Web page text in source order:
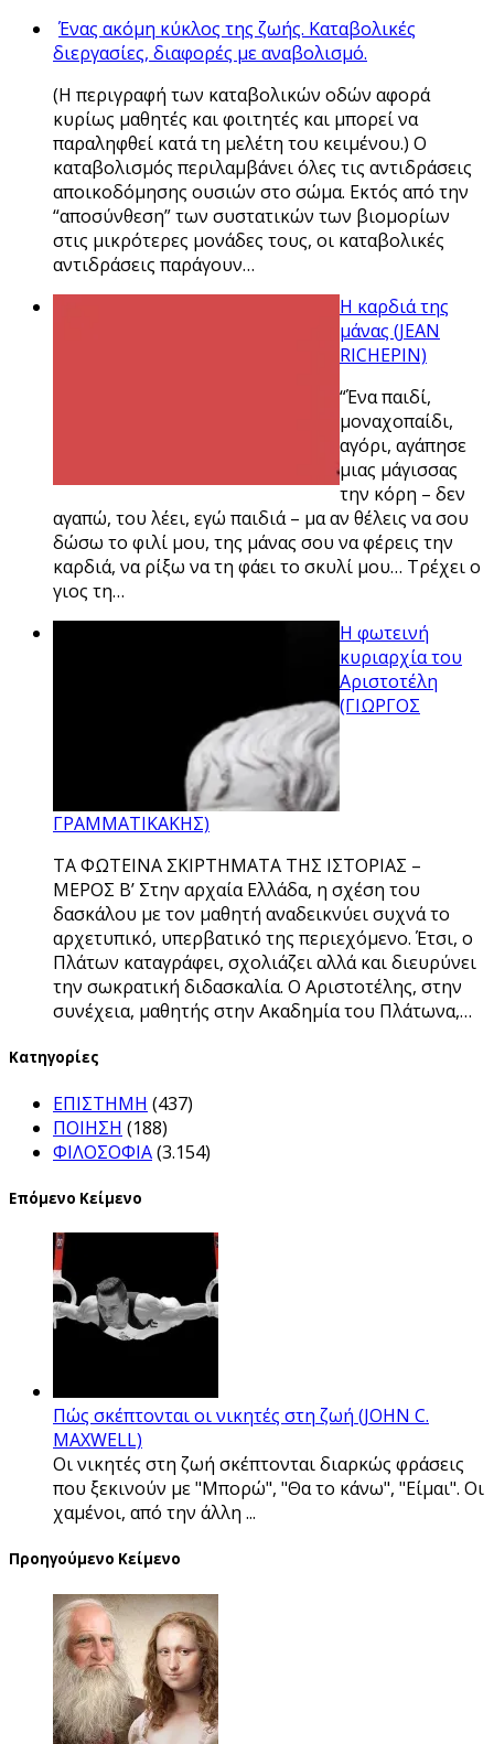
Ένας ακόμη κύκλος της ζωής. Καταβολικές
διεργασίες, διαφορές με αναβολισμό.
(Η περιγραφή των καταβολικών οδών αφορά
κυρίως μαθητές και φοιτητές και μπορεί να
παραληφθεί κατά τη μελέτη του κειμένου.) Ο
καταβολισμός περιλαμβάνει όλες τις αντιδράσεις
αποικοδόμησης ουσιών στο σώμα. Εκτός από την
“αποσύνθεση” των συστατικών των βιομορίων
στις μικρότερες μονάδες τους, οι καταβολικές
αντιδράσεις παράγουν…
Η καρδιά της
μάνας (JEAN
RICHEPIN)
“Ένα παιδί,
μοναχοπαίδι,
αγόρι, αγάπησε
μιας μάγισσας
την κόρη – δεν
αγαπώ, του λέει, εγώ παιδιά – μα αν θέλεις να σου
δώσω το φιλί μου, της μάνας σου να φέρεις την
καρδιά, να ρίξω να τη φάει το σκυλί μου… Τρέχει ο
γιος τη…
Η φωτεινή
κυριαρχία του
Αριστοτέλη
(ΓΙΩΡΓΟΣ
ΓΡΑΜΜΑΤΙΚΑΚΗΣ)
ΤΑ ΦΩΤΕΙΝΑ ΣΚΙΡΤΗΜΑΤΑ ΤΗΣ ΙΣΤΟΡΙΑΣ –
ΜΕΡΟΣ Β’ Στην αρχαία Ελλάδα, η σχέση του
δασκάλου με τον μαθητή αναδεικνύει συχνά το
αρχετυπικό, υπερβατικό της περιεχόμενο. Έτσι, ο
Πλάτων καταγράφει, σχολιάζει αλλά και διευρύνει
την σωκρατική διδασκαλία. Ο Αριστοτέλης, στην
συνέχεια, μαθητής στην Ακαδημία του Πλάτωνα,…
Kατηγορίες
ΕΠΙΣΤΗΜΗ (437)
ΠΟΙΗΣΗ (188)
ΦΙΛΟΣΟΦΙΑ(3.154)
Επόμενο Κείμενο
Πώς σκέπτονται οι νικητές στη ζωή (JOHN C.
MAXWELL)
Οι νικητές στη ζωή σκέπτονται διαρκώς φράσεις
που ξεκινούν με "Μπορώ", "Θα το κάνω", "Είμαι". Οι
χαμένοι, από την άλλη ...
Προηγούμενο Κείμενο